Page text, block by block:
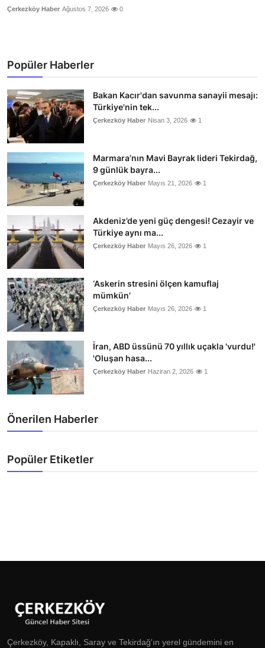
Çerkezköy Haber Ağustos 7, 2026 0
Popüler Haberler
Bakan Kacır'dan savunma sanayii mesajı:
Türkiye'nin tek...
Çerkezköy Haber Nisan 3, 2026 1
Marmara’nın Mavi Bayrak lideri Tekirdağ,
9 günlük bayra...
Çerkezköy Haber Mayıs 21, 2026 1
Akdeniz’de yeni güç dengesi! Cezayir ve
Türkiye aynı ma...
Çerkezköy Haber Mayıs 26, 2026 1
‘Askerin stresini ölçen kamuflaj
mümkün’
Çerkezköy Haber Mayıs 26, 2026 1
İran, ABD üssünü 70 yıllık uçakla 'vurdu!'
'Oluşan hasa...
Çerkezköy Haber Haziran 2, 2026 1
Önerilen Haberler
Popüler Etiketler
Çerkezköy, Kapaklı, Saray ve Tekirdağ'ın yerel gündemini en